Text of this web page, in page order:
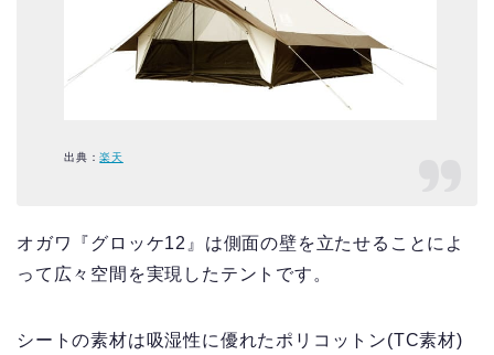
出典：楽天
オガワ『グロッケ12』は側面の壁を立たせることによ
って広々空間を実現したテントです。
シートの素材は吸湿性に優れたポリコットン(TC素材)